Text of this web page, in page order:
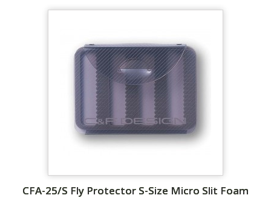
CFA-25/S Fly Protector S-Size Micro Slit Foam